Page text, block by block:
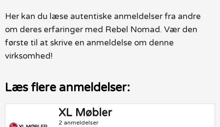
Her kan du læse autentiske anmeldelser fra andre
om deres erfaringer med Rebel Nomad. Vær den
første til at skrive en anmeldelse om denne
virksomhed!
Læs flere anmeldelser:
XL Møbler
2 anmeldelser